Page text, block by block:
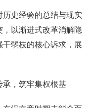
史经验的总结与现实
以渐进式改革消解隐
弱枝的核心诉求，展
承，筑牢集权根基